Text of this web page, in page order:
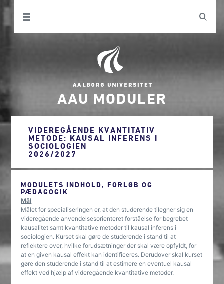
AAU MODULER
VIDEREGÅENDE KVANTITATIV
METODE: KAUSAL INFERENS I
SOCIOLOGIEN
2026/2027
MODULETS INDHOLD, FORLØB OG
PÆDAGOGIK
Mål
Målet for specialiseringen er, at den studerende tilegner sig en
videregående anvendelsesorienteret forståelse for begrebet
kausalitet samt kvantitative metoder til kausal inferens i
sociologien. Kurset skal gøre de studerende i stand til at
reflektere over, hvilke forudsætninger der skal være opfyldt, for
at en given kausal effekt kan identificeres. Derudover skal kurset
gøre den studerende i stand til at estimere en eventuel kausal
effekt ved hjælp af videregående kvantitative metoder.